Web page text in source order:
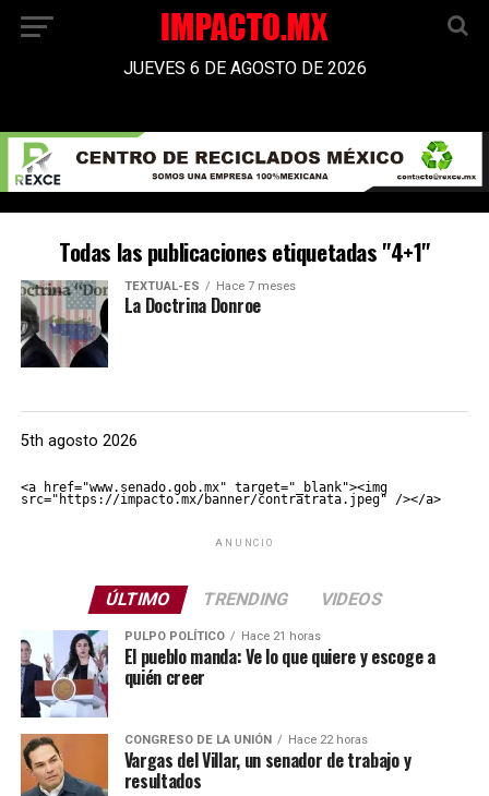
JUEVES 6 DE AGOSTO DE 2026
Todas las publicaciones etiquetadas "4+1"
TEXTUAL-ES Hace 7 meses
La Doctrina Donroe
5th agosto 2026
<a href="www.senado.gob.mx" target="_blank"><img
src="https://impacto.mx/banner/contratrata.jpeg" /></a>
ANUNCIO
ÚLTIMO TRENDING VIDEOS
PULPO POLÍTICO Hace 21 horas
El pueblo manda: Ve lo que quiere y escoge a
quién creer
CONGRESO DE LA UNIÓN Hace 22 horas
Vargas del Villar, un senador de trabajo y
resultados